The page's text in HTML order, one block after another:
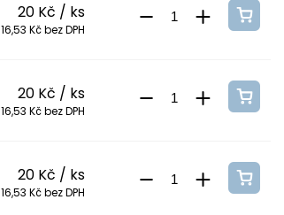
20 Kč / ks
16,53 Kč bez DPH
20 Kč / ks
16,53 Kč bez DPH
20 Kč / ks
16,53 Kč bez DPH